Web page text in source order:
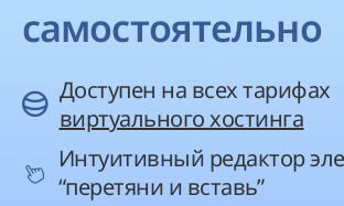
самостоятельно
Доступен на всех тарифах
виртуального хостинга
Интуитивный редактор
“перетяни и вставь”